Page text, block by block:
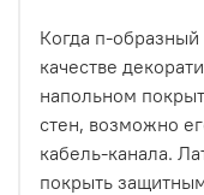
Когда п-
качестве
напольном
стен, возможно
кабель-канала.
покрыть